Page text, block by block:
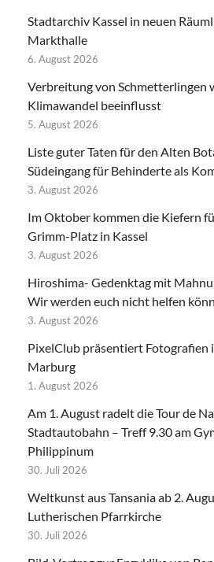
Stadtarchiv Kassel in neuen
Markthalle
6. August 2026
Verbreitung von Schmetterlingen
Klimawandel beeinflusst
5. August 2026
Liste guter Taten für den Alten
Südeingang für Behinderte als
3. August 2026
Im Oktober kommen die Kiefern
Grimm-Platz in Kassel
3. August 2026
Hiroshima- Gedenktag mit
Wir werden euch nicht helfen
3. August 2026
PixelClub präsentiert Fotografien
Marburg
1. August 2026
Am 1. August radelt die Tour de
Stadtautobahn – Treff 9.30 am
Philippinum
30. Juli 2026
Weltkunst aus Tansania ab 2.
Lutherischen Pfarrkirche
30. Juli 2026